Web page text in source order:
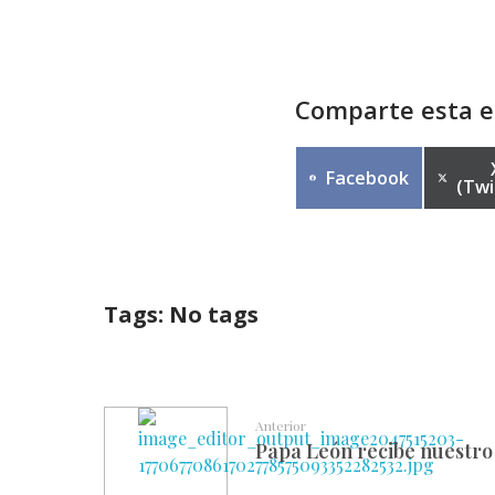
Comparte esta
Compartir
Facebook
Tags: No tags
Anterior